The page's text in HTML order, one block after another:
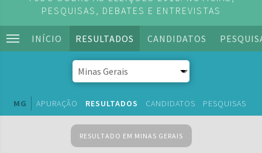
PESQUISAS, DEBATES E ENTREVISTAS
INÍCIO RESULTADOS CANDIDATOS
MG APURAÇÃO RESULTADOS CANDIDATOS PESQUISAS
RESULTADO EM MINAS GERAIS